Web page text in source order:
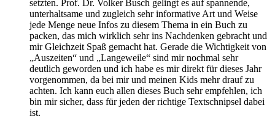
setzten. Prof. Dr. Volker Busch gelingt es auf spannende,
unterhaltsame und zugleich sehr informative Art und Weise
jede Menge neue Infos zu diesem Thema in ein Buch zu
packen, das mich wirklich sehr ins Nachdenken gebracht und
mir Gleichzeit Spaß gemacht hat. Gerade die Wichtigkeit von
„Auszeiten“ und „Langeweile“ sind mir nochmal sehr
deutlich geworden und ich habe es mir direkt für dieses Jahr
vorgenommen, da bei mir und meinen Kids mehr drauf zu
achten. Ich kann euch allen dieses Buch sehr empfehlen, ich
bin mir sicher, dass für jeden der richtige Textschnipsel dabei
ist.